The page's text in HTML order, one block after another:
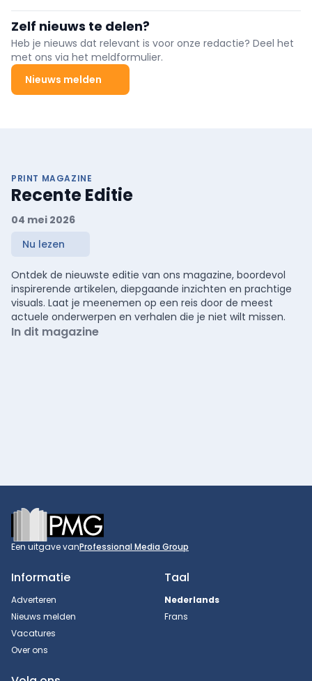
feitelijk gezien worden als een geavanceerd stopcontact.
Zelf nieuws te delen?
Heb je nieuws dat relevant is voor onze redactie? Deel het
met ons via het meldformulier.
Nieuws melden
PRINT MAGAZINE
Recente Editie
04 mei 2026
Nu lezen
Ontdek de nieuwste editie van ons magazine, boordevol
inspirerende artikelen, diepgaande inzichten en prachtige
visuals. Laat je meenemen op een reis door de meest
actuele onderwerpen en verhalen die je niet wilt missen.
In dit magazine
Footer
Een uitgave vanProfessional Media Group
Informatie
Adverteren
Nieuws melden
Vacatures
Over ons
Taal
Nederlands
Frans